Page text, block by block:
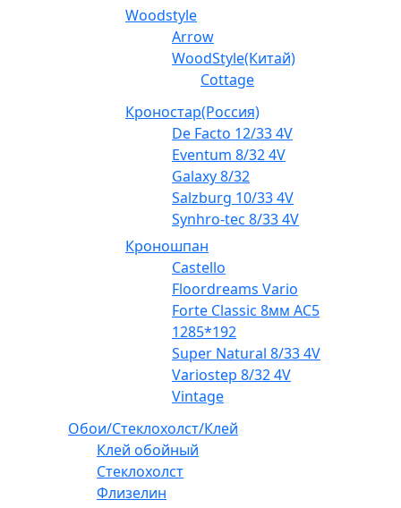
Woodstyle
Arrow
WoodStyle(Китай)
Cottage
Кроностар(Россия)
De Facto 12/33 4V
Eventum 8/32 4V
Galaxy 8/32
Salzburg 10/33 4V
Synhro-tec 8/33 4V
Кроношпан
Castello
Floordreams Vario
Forte Classic 8мм AC5
1285*192
Super Natural 8/33 4V
Variostep 8/32 4V
Vintage
Обои/Стеклохолст/Клей
Клей обойный
Стеклохолст
Флизелин